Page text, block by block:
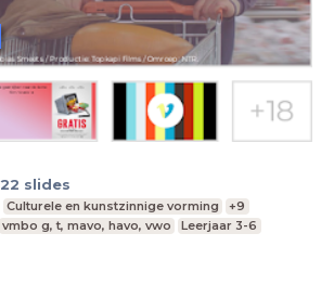
22 slides
Culturele en kunstzinnige vorming
+9
vmbo g, t, mavo, havo, vwo Leerjaar 3-6